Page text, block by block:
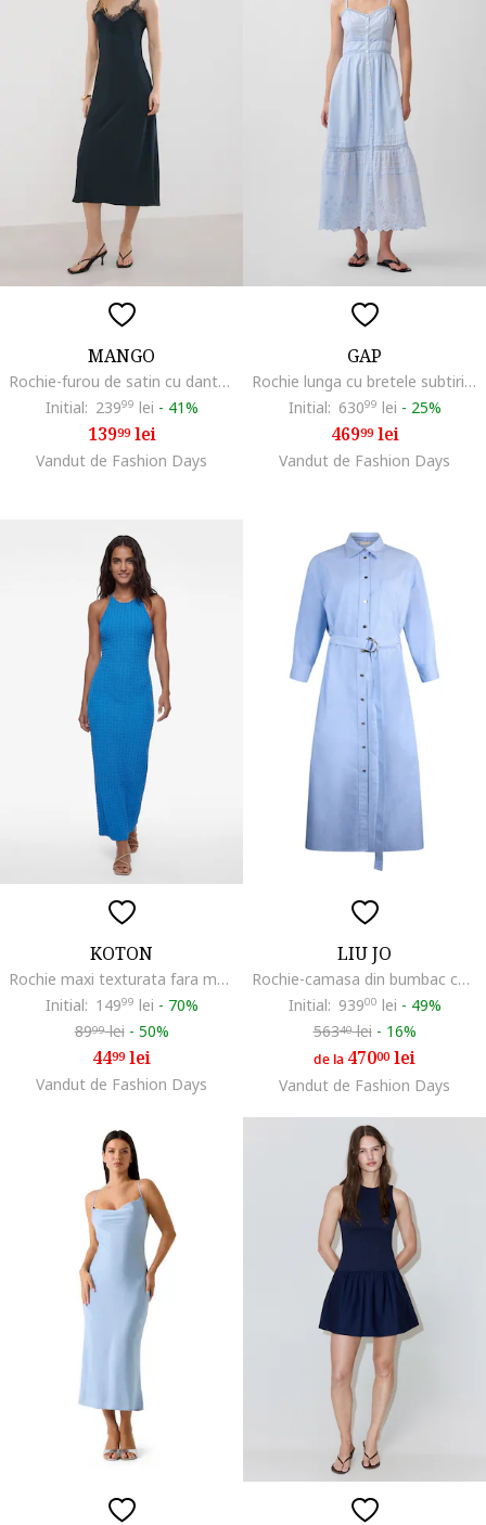
MANGO
Rochie-furou de satin cu dantela, Bleumarin
Initial: 23999 lei - 41%
13999lei
Vandut de Fashion Days
GAP
Rochie lunga cu bretele subtiri, Albastru pastel
Initial: 63099 lei - 25%
46999lei
Vandut de Fashion Days
KOTON
Rochie maxi texturata fara maneci, Turcoaz
Initial: 14999 lei - 70%
8999lei - 50%
4499lei
Vandut de Fashion Days
LIU JO
Rochie-camasa din bumbac cu cordon in talie, Albastru deschis
Initial: 93900 lei - 49%
56340lei - 16%
de la 47000lei
Vandut de Fashion Days